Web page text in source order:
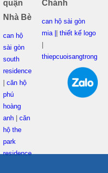
quận
Nhà Bè
can hộ
sài gòn
south
residence
|căn hộ
phú
hoàng
anh |căn
hộ the
park
residence
Chánh
can hộ sài gòn
mia |
|thiết kế logo
thiepcuoisangtrong